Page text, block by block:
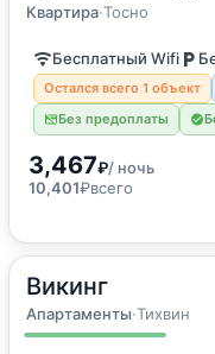
Квартира·Тосно
Квартира
Бесплатный Wifi
Остался всего 1 объект
Без предоплаты
3,467₽/ ночь
10,401₽всего
Викинг
Апартаменты·Тихвин
16м2·2 гостя